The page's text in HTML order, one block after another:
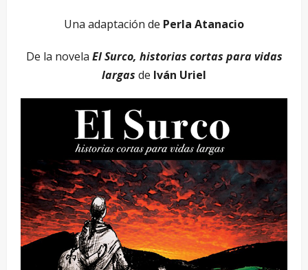
Una adaptación de Perla Atanacio
De la novela El Surco, historias cortas para vidas
largas de Iván Uriel